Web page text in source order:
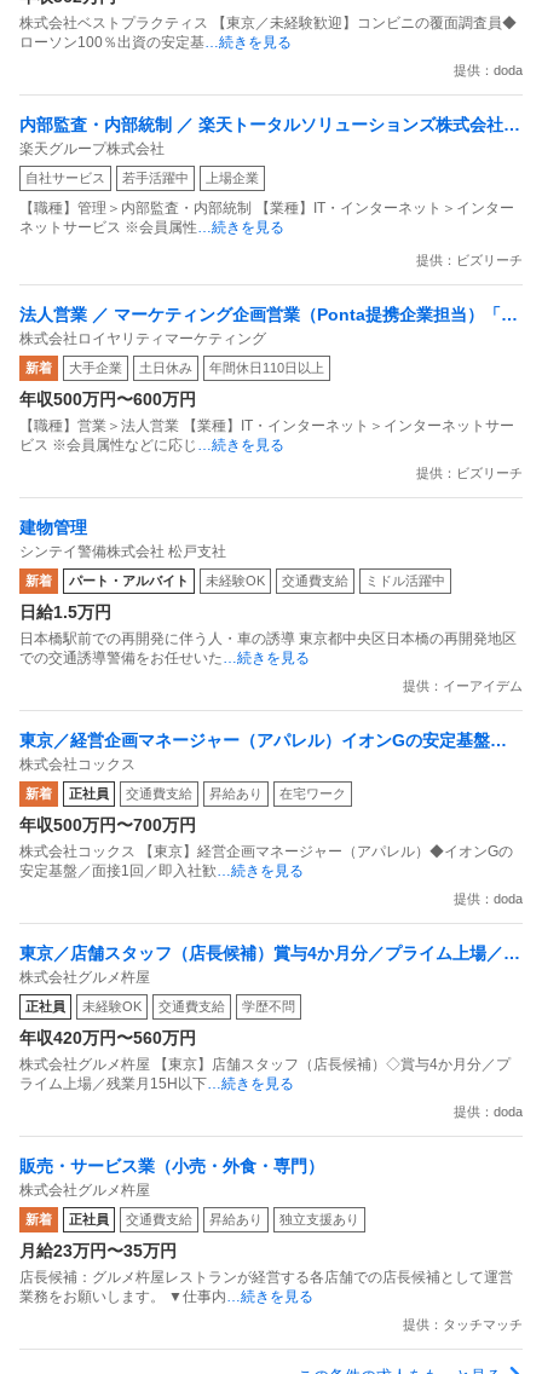
株式会社ベストプラクティス 【東京／未経験歓迎】コンビニの覆面調査員◆
ローソン100％出資の安定基 …続きを見る
提供：doda
内部監査・内部統制 ／ 楽天トータルソリューションズ株式会社
戦略事業コンプライアンス支援部 業務統制支援課：ショップコン
プライアンス推進担当（SBCSD）
楽天グループ株式会社
自社サービス 若手活躍中 上場企業
【職種】管理＞内部監査・内部統制 【業種】IT・インターネット＞インター
ネットサービス ※会員属性 …続きを見る
提供：ビズリーチ
法人営業 ／ マーケティング企画営業（Ponta提携企業担当）「国
内最大級の共通ポイントサービスを展開／無駄のない消費社会を
目指すデータマーケティングカンパニー」
株式会社ロイヤリティマーケティング
新着 大手企業 土日休み 年間休日110日以上
年収500万円〜600万円
【職種】営業＞法人営業 【業種】IT・インターネット＞インターネットサー
ビス ※会員属性などに応じ
…続きを見る
提供：ビズリーチ
建物管理
シンテイ警備株式会社 松戸支社
新着 パート・アルバイト 未経験OK 交通費支給 ミドル活躍中
日給1.5万円
日本橋駅前での再開発に伴う人・車の誘導 東京都中央区日本橋の再開発地区
での交通誘導警備をお任せいた …続きを見る
提供：イーアイデム
東京／経営企画マネージャー（アパレル）イオンGの安定基盤／
面接1回／即入社歓迎
株式会社コックス
新着 正社員 交通費支給 昇給あり 在宅ワーク
年収500万円〜700万円
株式会社コックス 【東京】経営企画マネージャー（アパレル）◆イオンGの
安定基盤／面接1回／即入社歓 …続きを見る
提供：doda
東京／店舗スタッフ（店長候補）賞与4か月分／プライム上場／残
業月15H以下／新店オープン多数
株式会社グルメ杵屋
正社員 未経験OK 交通費支給 学歴不問
年収420万円〜560万円
株式会社グルメ杵屋 【東京】店舗スタッフ（店長候補）◇賞与4か月分／プ
ライム上場／残業月15H以下 …続きを見る
提供：doda
販売・サービス業（小売・外食・専門）
株式会社グルメ杵屋
新着 正社員 交通費支給 昇給あり 独立支援あり
月給23万円〜35万円
店長候補：グルメ杵屋レストランが経営する各店舗での店長候補として運営
業務をお願いします。 ▼仕事内 …続きを見る
提供：タッチマッチ